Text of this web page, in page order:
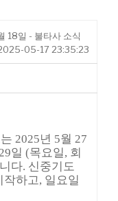
18일 - 불타사 소식
05-17 23:35:23
2025년 5월 27
일 (목요일, 회
다. 신중기도
작하고, 일요일